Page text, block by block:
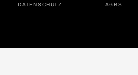
DATEN­SCHUTZ AGBS